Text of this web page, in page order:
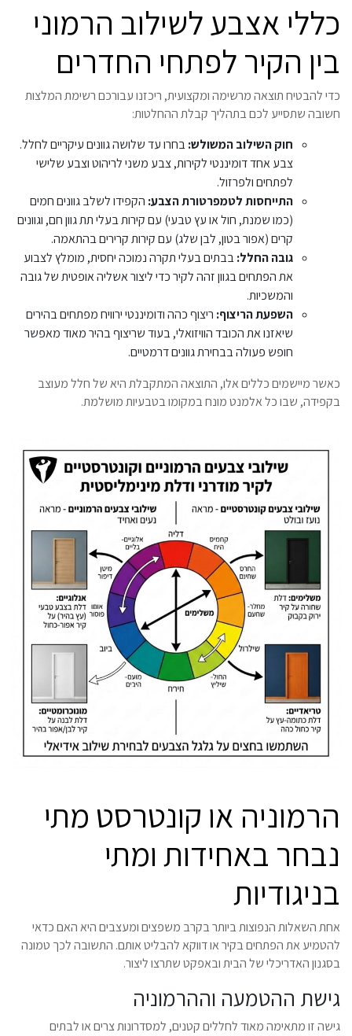
כללי אצבע לשילוב הרמוני
בין הקיר לפתחי החדרים
כדי להבטיח תוצאה מרשימה ומקצועית, ריכזנו עבורכם רשימת המלצות
חשובה שתסייע לכם בתהליך קבלת ההחלטות:
חוק השילוב המשולש:בחרו עד שלושה גוונים עיקריים לחלל.
צבע אחד דומיננטי לקירות, צבע משני לריהוט וצבע שלישי
לפתחים ולפרזול.
התייחסות לטמפרטורת הצבע: הקפידו לשלב גוונים חמים
(כמו שמנת, חול או עץ טבעי) עם קירות בעלי תת גוון חם, וגוונים
קרים (אפור בטון, לבן שלג) עם קירות קרירים בהתאמה.
גובה החלל:בבתים בעלי תקרה נמוכה יחסית, מומלץ לצבוע
את הפתחים בגוון זהה לקיר כדי ליצור אשליה אופטית של גובה
והמשכיות.
השפעת הריצוף: ריצוף כהה ודומיננטי ירוויח מפתחים בהירים
שיאזנו את הכובד הוויזואלי, בעוד שריצוף בהיר מאוד מאפשר
חופש פעולה בבחירת גוונים דרמטיים.
כאשר מיישמים כללים אלו, התוצאה המתקבלת היא של חלל מעוצב
בקפידה, שבו כל אלמנט מונח במקומו בטבעיות מושלמת.
הרמוניה או קונטרסט מתי
נבחר באחידות ומתי
בניגודיות
אחת השאלות הנפוצות ביותר בקרב משפצים ומעצבים היא האם כדאי
להטמיע את הפתחים בקיר או דווקא להבליט אותם. התשובה לכך טמונה
בסגנון האדריכלי של הבית ובאפקט שתרצו ליצור.
גישת ההטמעה וההרמוניה
גישה זו מתאימה מאוד לחללים קטנים, למסדרונות צרים או לבתים